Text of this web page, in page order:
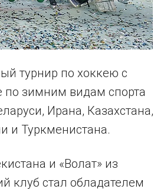
турнир по хоккею с
по зимним видам спорта
Ирана, Казахстана,
и Туркменистана.
и «Волат» из
клуб стал обладателем